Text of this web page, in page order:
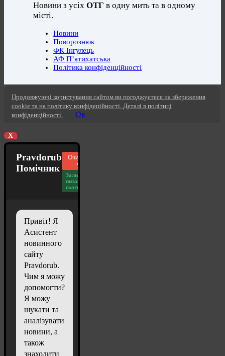
Новини з усіхОТГ в одну мить та в одному
місті.
Новини
Поворознюк
ФК Інгулець
АФ П’ятихатська
Політика конфіденційності
Продовжуючі користування сайтом ви погоджуєтеся на збереження
cookie та на політику конфідеційності. Деталі в політиці
конфіденційності.
Ок
X
Pravdorub
Помічник
Очистити
чат
Залишилось
питань
сьогодні: 20
Привіт! Я
Асистент
новинного
сайту
Pravdorub.
Чим я можу
допомогти?
Я можу
шукати та
аналізувати
новини, а
також
знаходити